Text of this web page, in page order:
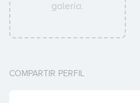
galería.
COMPARTIR PERFIL